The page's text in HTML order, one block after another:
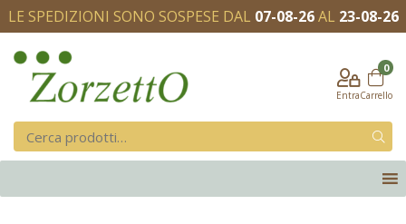
LE SPEDIZIONI SONO SOSPESE DAL 07-08-26AL 23-08-26
Entra
0
Carrello